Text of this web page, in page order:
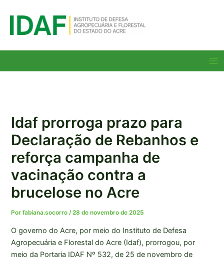
para
Idaf prorroga prazo para
Declaração de Rebanhos e
reforça campanha de
vacinação contra a
brucelose no Acre
Porfabiana.socorro/28 de novembro de 2025
O governo do Acre, por meio do Instituto de Defesa
Agropecuária e Florestal do Acre (Idaf), prorrogou, por
meio da Portaria IDAF Nº 532, de 25 de novembro de